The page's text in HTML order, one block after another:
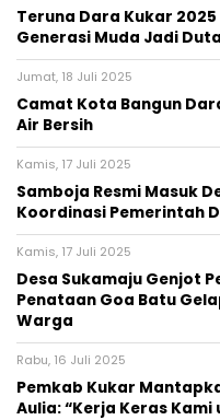
Teruna Dara Kukar
Generasi Muda Jadi
Jumat, 18 Juli 2025
Camat Kota Bangun
Air Bersih
Kamis, 17 Juli 2025
Samboja Resmi Masuk
Koordinasi Pemerintah
Kamis, 17 Juli 2025
Desa Sukamaju Genjot
Penataan Goa Batu
Warga
Rabu, 16 Juli 2025
Pemkab Kukar
Aulia: “Kerja Keras